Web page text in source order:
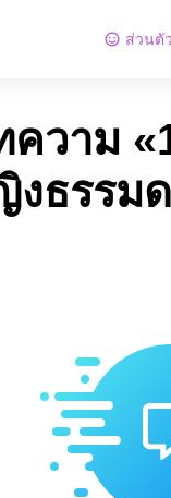
ส่วนตัว
วาม
ธรรม